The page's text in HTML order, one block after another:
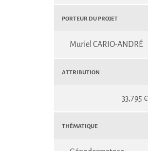
Porteur du projet
Muriel CARIO-ANDRÉ
Attribution
33,795 €
Thématique